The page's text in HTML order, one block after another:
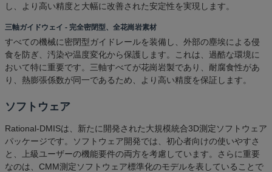
し、より高い精度と大幅に改善された安定性を実現します。
三軸ガイドウェイ - 完全密閉型、全花崗岩素材
すべての機械に密閉型ガイドレールを装備し、外部の塵埃による侵
食を防ぎ、汚染や温度変化から保護します。これは、過酷な環境に
おいて特に重要です。三軸すべてが花崗岩製であり、耐腐食性があ
り、熱膨張係数が同一であるため、より高い精度を保証します。
ソフトウェア
Rational-DMISは、新たに開発された大規模統合3D測定ソフトウェア
パッケージです。ソフトウェア開発では、初心者向けの使いやすさ
と、上級ユーザーの機能要件の両方を考慮しています。さらに重要
なのは、CMM測定ソフトウェア標準化のモデルを表していることで